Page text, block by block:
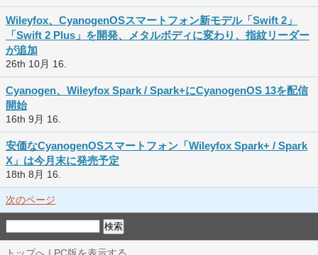
Wileyfox、CyanogenOSスマートフォン新モデル「Swift 2」
「Swift 2 Plus」を開発、メタルボディに変わり、指紋リーダー
が追加
26th 10月 16.
Cyanogen、Wileyfox Spark / Spark+にCyanogenOS 13を配信
開始
16th 9月 16.
安価なCyanogenOSスマートフォン「Wileyfox Spark+ / Spark
X」は今月末に発売予定
18th 8月 16.
次のページ